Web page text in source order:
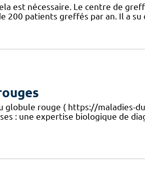
est nécessaire. Le centre de
200 patients greffés par an. Il a
globule rouge ( https://maladies-
: une expertise biologique de